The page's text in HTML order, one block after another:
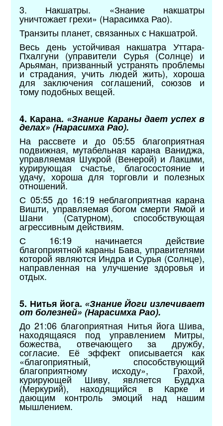
3. Накшатры. «Знание накшатры
уничтожает грехи» (Нарасимха Рао).
Транзиты планет, связанных с Накшатрой.
Весь день устойчивая накшатра Уттара-
Пхалгуни (управители Сурья (Солнце) и
Арьяман, призванный устранять проблемы
и страдания, учить людей жить), хороша
для заключения соглашений, союзов и
тому подобных вещей.
4. Карана. «Знание Караны дает успех в
делах» (Нарасимха Рао).
На рассвете и до 05:55 благоприятная
подвижная, мутабельная карана Ваниджа,
управляемая Шукрой (Венерой) и Лакшми,
курирующая счастье, благосостояние и
удачу, хороша для торговли и полезных
отношений.
С 05:55 до 16:19 неблагоприятная карана
Вишти, управляемая богом смерти Ямой и
Шани (Сатурном), способствующая
агрессивным действиям.
С 16:19 начинается действие
благоприятной караны Бава, управителями
которой являются Индра и Сурья (Солнце),
направленная на улучшение здоровья и
отдых.
5. Нитья йога. «Знание Йоги излечивает
от болезней» (Нарасимха Рао).
До 21:06 благоприятная Нитья йога Шива,
находящаяся под управлением Митры,
божества, отвечающего за дружбу,
согласие. Её эффект описывается как
«благоприятный, способствующий
благоприятному исходу», Грахой,
курирующей Шиву, является Буддха
(Меркурий), находящийся в Карке и
дающим контроль эмоций над нашим
мышлением.